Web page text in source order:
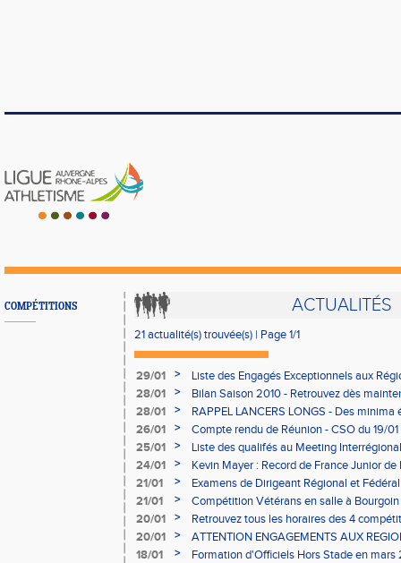
COMPÉTITIONS ACTUALITÉS
21 actualité(s) trouvée(s) | Page 1/1
29/01 >
Liste des Engagés Exceptionnels aux
28/01
>
Bilan Saison 2010 - Retrouvez dès
licences, individuels, ...)
28/01 >
RAPPEL LANCERS LONGS - Des
26/01
>
Compte rendu de Réunion - CSO du 19/
25/01
>
Liste des qualifés au Meeting
24/01
>
Kevin Mayer : Record de France Junior
21/01
>
Examens de Dirigeant Régional et Fédéral
21/01
>
Compétition Vétérans en salle à
20/01
>
Retrouvez tous les horaires des 4
20/01
>
ATTENTION ENGAGEMENTS AUX
DE 200M ET PLUS
18/01 >
Formation d'Officiels Hors Stade en mars